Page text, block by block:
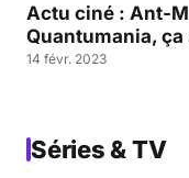
Actu ciné : Ant-
Quantumania,
14 févr. 2023
Séries & TV